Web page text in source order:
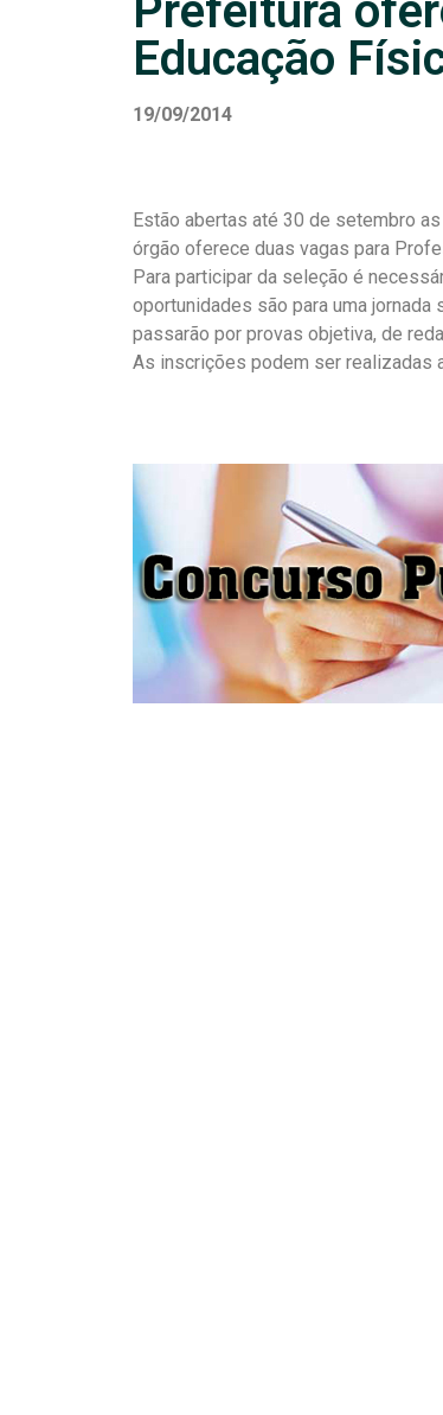
Prefeitura
Educação
19/09/2014
Estão abertas até 30 de setembro
órgão oferece duas vagas para
Para participar da seleção é
oportunidades são para uma jornada
passarão por provas objetiva, de
As inscrições podem ser realizadas